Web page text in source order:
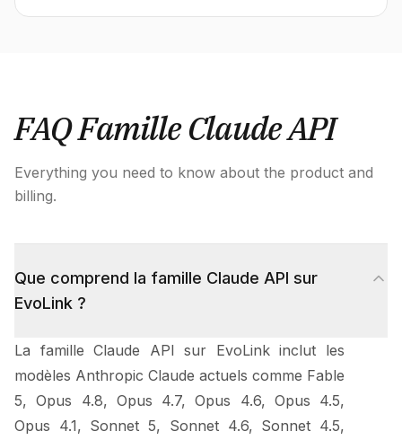
FAQ Famille Claude API
Everything you need to know about the product and
billing.
Que comprend la famille Claude API sur
EvoLink ?
La famille Claude API sur EvoLink inclut les
modèles Anthropic Claude actuels comme Fable
5, Opus 4.8, Opus 4.7, Opus 4.6, Opus 4.5,
Opus 4.1, Sonnet 5, Sonnet 4.6, Sonnet 4.5,